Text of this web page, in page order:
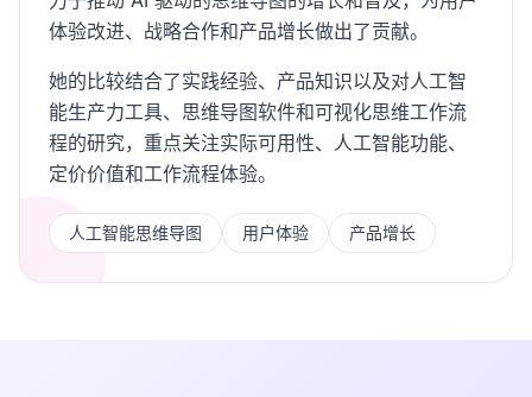
体验改进、战略合作和产品增长做出了贡献。
她的比较结合了实践经验、产品知识以及对人工智
能生产力工具、思维导图软件和可视化思维工作流
程的研究，重点关注实际可用性、人工智能功能、
定价价值和工作流程体验。
人工智能思维导图 用户体验 产品增长